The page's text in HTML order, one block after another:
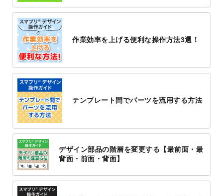
2022/11/4
しました。
2022/10/26
レートを追加しました。
2022/10/26
追加しました。
2022/10/20
2022/10/14
年賀ポスターのデザインテンプレートを公
2022/10/6
チラシ作成からポスティング配布注文まで
2022/10/1
2023年版1月始まりのカレンダーデザイン
2022/9/21
コンサートのチラシデザインテンプレート
作業効率を上げる便利な操作方法3選！
テンプレート間でパーツを流用する方法
デザイン部品の階層を変更する【最前面・最
背面・前面・背面】